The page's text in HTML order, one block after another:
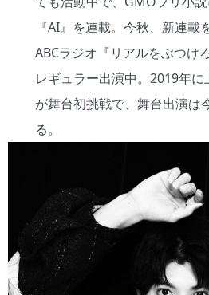
『AI』を連載。今秋、新連載
ABCラジオ『リアルをぶつけ
レギュラー出演中。2019年に
が舞台初挑戦で、舞台出演は
る。